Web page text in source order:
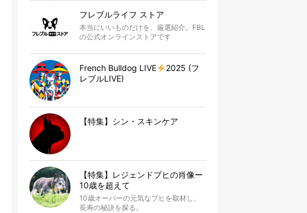
フレブルライフ ストア
本当にいいものだけを、厳選紹介。FBL
の公式オンラインストアです
French Bulldog LIVE
2025 (フ
レブルLIVE)
【特集】シン・スキンケア
【特集】レジェンドブヒの肖像ー
10歳を超えて
10歳オーバーの元気なブヒを取材し、
長寿の秘訣を探る。